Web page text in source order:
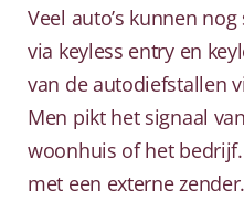
Veel auto’s kunnen
via keyless entry en
van de autodiefstallen
Men pikt het signaal
woonhuis of het
met een externe